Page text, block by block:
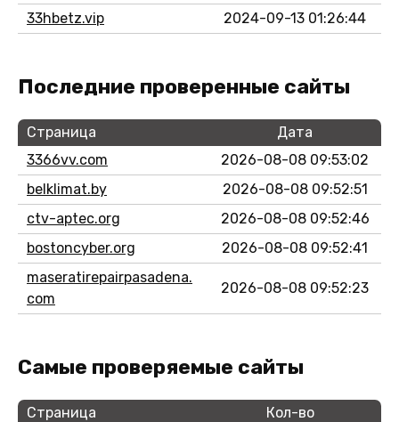
33hbetz.vip
2024-09-13 01:26:44
Последние проверенные сайты
Страница
Дата
3366vv.com
2026-08-08 09:53:02
belklimat.by
2026-08-08 09:52:51
ctv-aptec.org
2026-08-08 09:52:46
bostoncyber.org
2026-08-08 09:52:41
maseratirepairpasadena.
com
2026-08-08 09:52:23
Самые проверяемые сайты
Страница
Кол-во